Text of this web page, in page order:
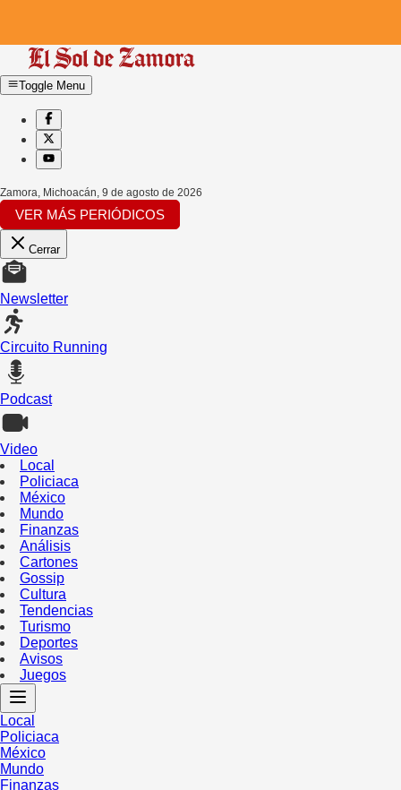
Toggle Menu
Zamora, Michoacán, 9 de agosto de 2026
VER MÁS PERIÓDICOS
Cerrar
Newsletter
Circuito Running
Podcast
Video
Local
Policiaca
México
Mundo
Finanzas
Análisis
Cartones
Gossip
Cultura
Tendencias
Turismo
Deportes
Avisos
Juegos
Local
Policiaca
México
Mundo
Finanzas